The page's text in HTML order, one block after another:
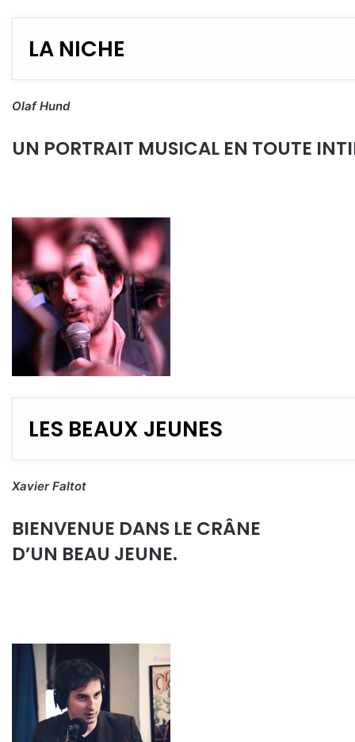
LA NICHE
Olaf Hund
UN PORTRAIT MUSICAL EN TOUTE
LES BEAUX JEUNES
Xavier Faltot
BIENVENUE DANS LE CRÂNE
D’UN BEAU JEUNE.